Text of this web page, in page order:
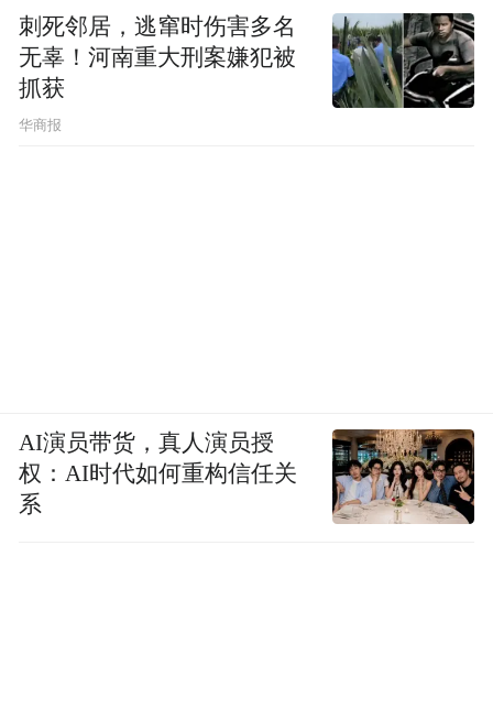
刺死邻居，逃窜时伤害多名
无辜！河南重大刑案嫌犯被
抓获
华商报
AI演员带货，真人演员授
权：AI时代如何重构信任关
系